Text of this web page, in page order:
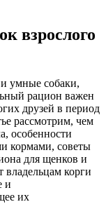
взрослого
умные собаки,
рацион важен
друзей в период
рассмотрим, чем
особенности
кормами, советы
для щенков и
корги
и
их